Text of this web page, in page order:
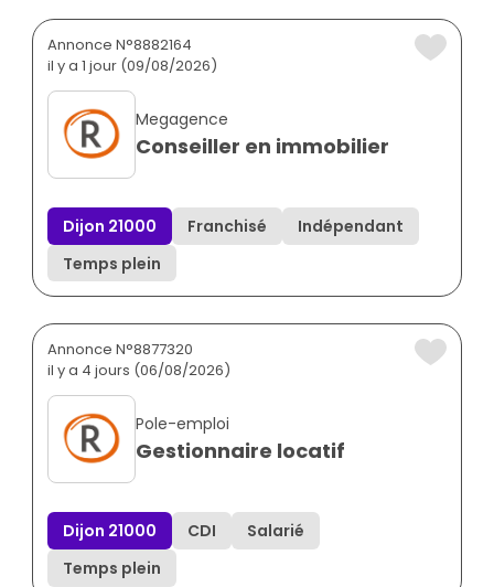
Annonce N°8882164
il y a 1 jour (09/08/2026)
Megagence
Conseiller en immobilier
Dijon 21000 Franchisé
Indépendant
Temps plein
Annonce N°8877320
il y a 4 jours (06/08/2026)
Pole-emploi
Gestionnaire locatif
Dijon 21000 CDI
Salarié
Temps plein